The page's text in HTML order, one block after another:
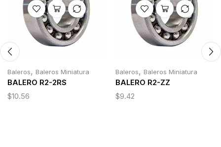
Baleros, Baleros Miniatura
BALERO R2-2RS
$10.56
Baleros, Baleros Miniatura
BALERO R2-ZZ
$9.42